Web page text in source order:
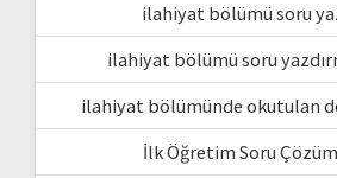
ilahiyat bölümü soru
ilahiyat bölümü soru
ilahiyat bölümünde okutulan
İlk Öğretim Soru